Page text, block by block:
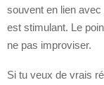
souvent en lien
est stimulant. Le
ne pas improviser.
Si tu veux de vrais